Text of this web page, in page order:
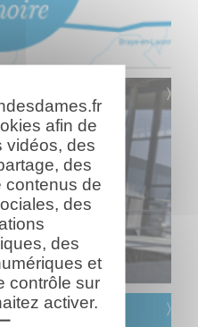
afin de
vidéos, des
des
contenus de
des
des
et
contrôle sur
activer.